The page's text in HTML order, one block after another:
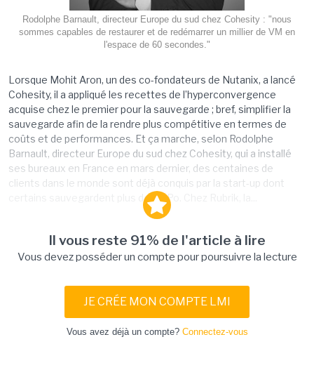
Rodolphe Barnault, directeur Europe du sud chez Cohesity : "nous
sommes capables de restaurer et de redémarrer un millier de VM en
l'espace de 60 secondes."
Lorsque Mohit Aron, un des co-fondateurs de Nutanix, a lancé
Cohesity, il a appliqué les recettes de l’hyperconvergence
acquise chez le premier pour la sauvegarde ; bref, simplifier la
sauvegarde afin de la rendre plus compétitive en termes de
coûts et de performances. Et ça marche, selon Rodolphe
Barnault, directeur Europe du sud chez Cohesity, qui a installé
ses bureaux en France en mars dernier, des centaines de
clients dans le monde sont déjà conquis par la start-up dont
certains sauvegardent plus de 20 Po. Chez Rubrik, la...
Il vous reste 91% de l'article à lire
Vous devez posséder un compte pour poursuivre la lecture
JE CRÉE MON COMPTE LMI
Vous avez déjà un compte? Connectez-vous